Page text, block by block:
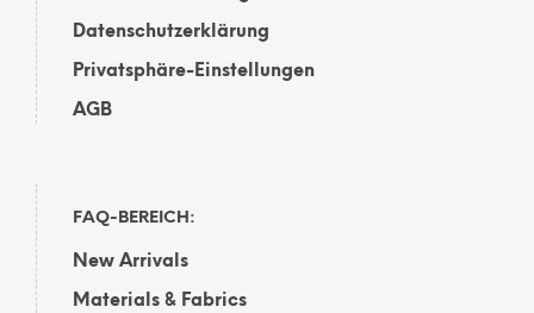
Datenschutzerklärung
Privatsphäre-Einstellungen
AGB
FAQ-BEREICH:
New Arrivals
Materials & Fabrics